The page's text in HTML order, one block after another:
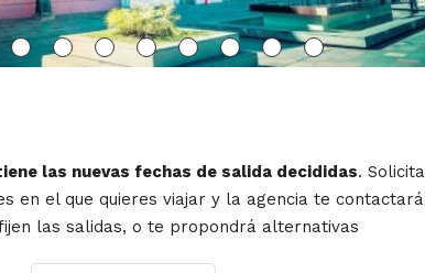
las nuevas fechas de salida decididas. Solicita
en el que quieres viajar y la agencia te contactará
las salidas, o te propondrá alternativas